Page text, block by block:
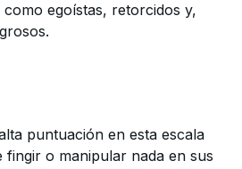
egoístas, retorcidos y,
puntuación en esta escala
fingir o manipular nada en sus